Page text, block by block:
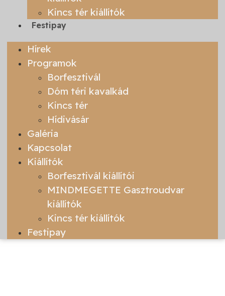
Kincs tér kiállítók
Festipay
Hírek
Programok
Borfesztivál
Dóm téri kavalkád
Kincs tér
Hídivásár
Galéria
Kapcsolat
Kiállítók
Borfesztivál kiállítói
MINDMEGETTE Gasztroudvar
kiállítók
Kincs tér kiállítók
Festipay